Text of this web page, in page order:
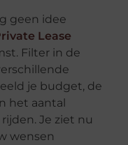
geen idee
Lease
Filter in de
je budget, de
het aantal
Je ziet nu
wensen